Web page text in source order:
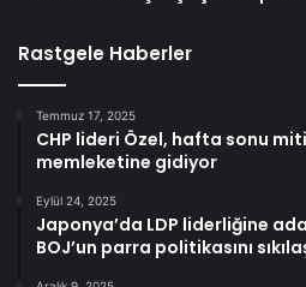
Rastgele Haberler
Temmuz 17, 2025
CHP lideri Özel, hafta sonu
memleketine gidiyor
Eylül 24, 2025
Japonya’da LDP liderliğine
BOJ’un parra politikasını